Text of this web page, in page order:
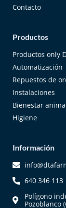
Contacto
Productos
Productos only
Automatización
Repuestos de
Instalaciones
Bienestar
Higiene
Información
640 346 113
Polígono
Pozoblanco